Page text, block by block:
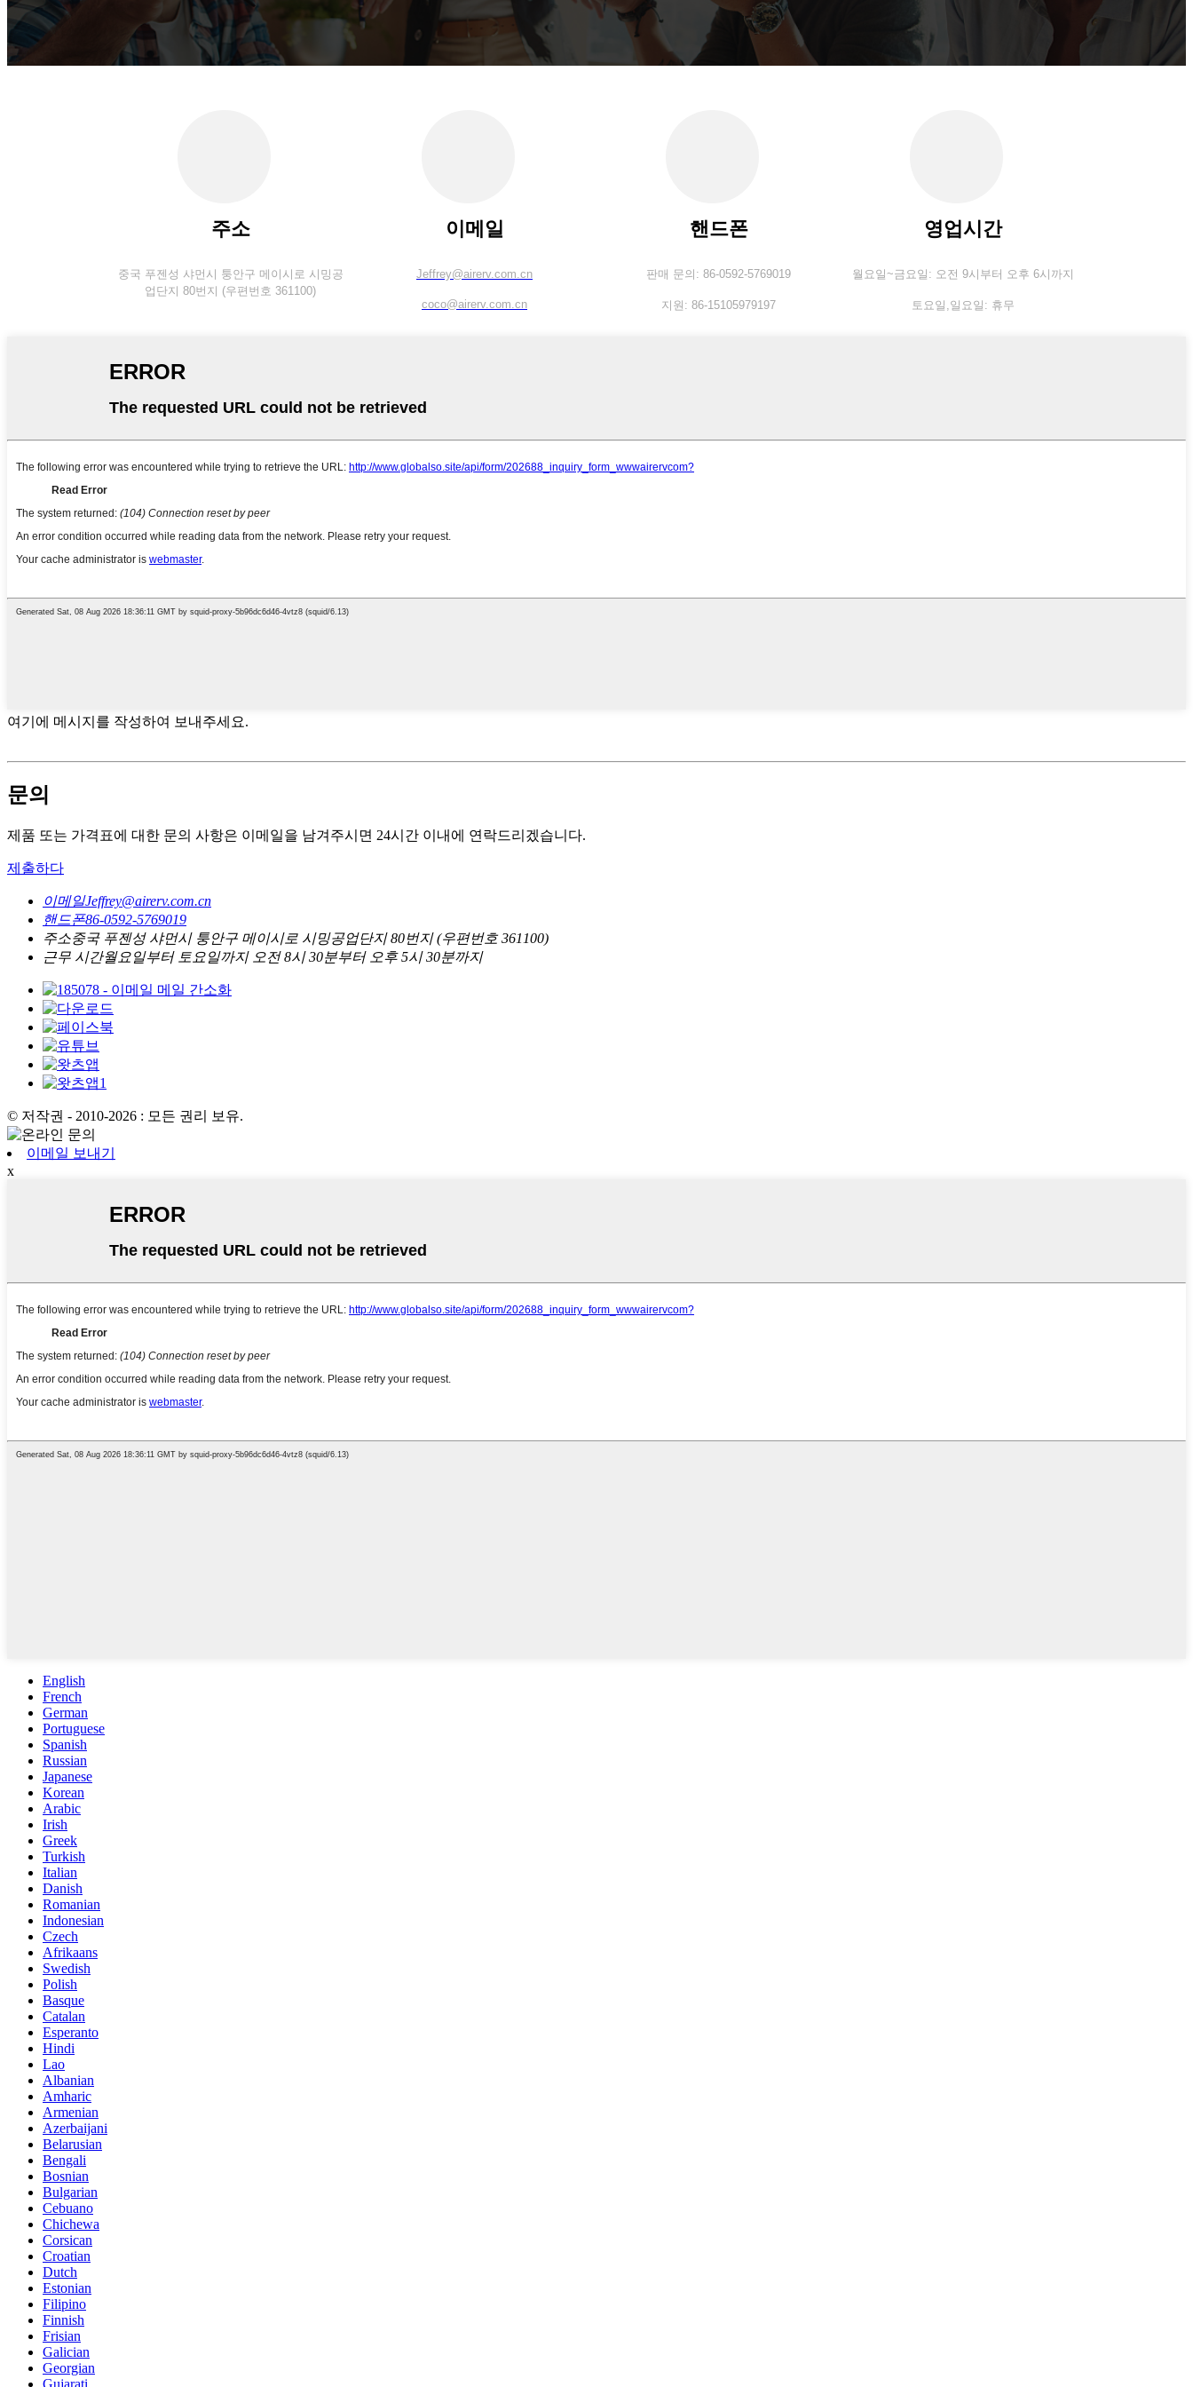
주소
중국 푸젠성 샤먼시 퉁안구 메이시로 시밍공
업단지 80번지 (우편번호 361100)
이메일
Jeffrey@airerv.com.cn
coco@airerv.com.cn
핸드폰
판매 문의: 86-0592-5769019
지원: 86-15105979197
영업시간
월요일~금요일: 오전 9시부터 오후 6시까지
토요일, 일요일: 휴무
여기에 메시지를 작성하여 보내주세요.
문의
제품 또는 가격표에 대한 문의 사항은 이메일을 남겨주시면 24시간 이내에 연락드리겠습니다.
제출하다
이메일Jeffrey@airerv.com.cn
핸드폰86-0592-5769019
주소중국 푸젠성 샤먼시 퉁안구 메이시로 시밍공업단지 80번지 (우편번호 361100)
근무 시간월요일부터 토요일까지 오전 8시 30분부터 오후 5시 30분까지
© 저작권 - 2010-2026 : 모든 권리 보유.
이메일 보내기
x
English
French
German
Portuguese
Spanish
Russian
Japanese
Korean
Arabic
Irish
Greek
Turkish
Italian
Danish
Romanian
Indonesian
Czech
Afrikaans
Swedish
Polish
Basque
Catalan
Esperanto
Hindi
Lao
Albanian
Amharic
Armenian
Azerbaijani
Belarusian
Bengali
Bosnian
Bulgarian
Cebuano
Chichewa
Corsican
Croatian
Dutch
Estonian
Filipino
Finnish
Frisian
Galician
Georgian
Gujarati